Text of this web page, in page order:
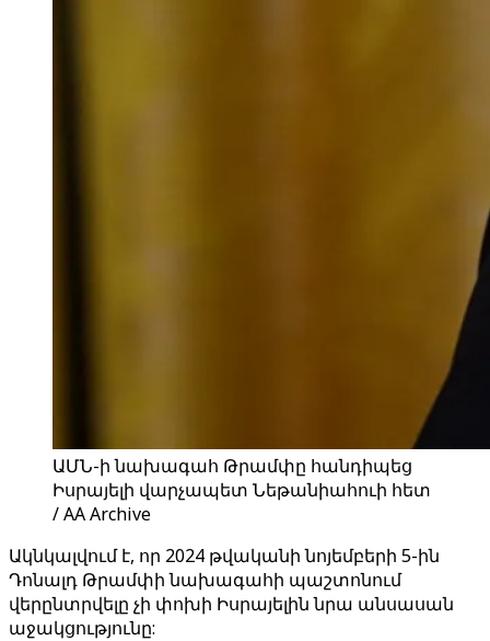
ԱՄՆ-ի նախագահ Թրամփը հանդիպեց
Իսրայելի վարչապետ Նեթանիահուի հետ
/ AA Archive
Ակնկալվում է, որ 2024 թվականի նոյեմբերի 5-ին
Դոնալդ Թրամփի նախագահի պաշտոնում
վերընտրվելը չի ​​փոխի Իսրայելին նրա անսասան
աջակցությունը: